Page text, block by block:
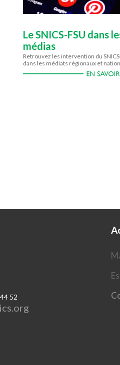
Le SNICS-FSU dans
médias
Retrouvez les intervention du
dans les médiats régionaux et
52